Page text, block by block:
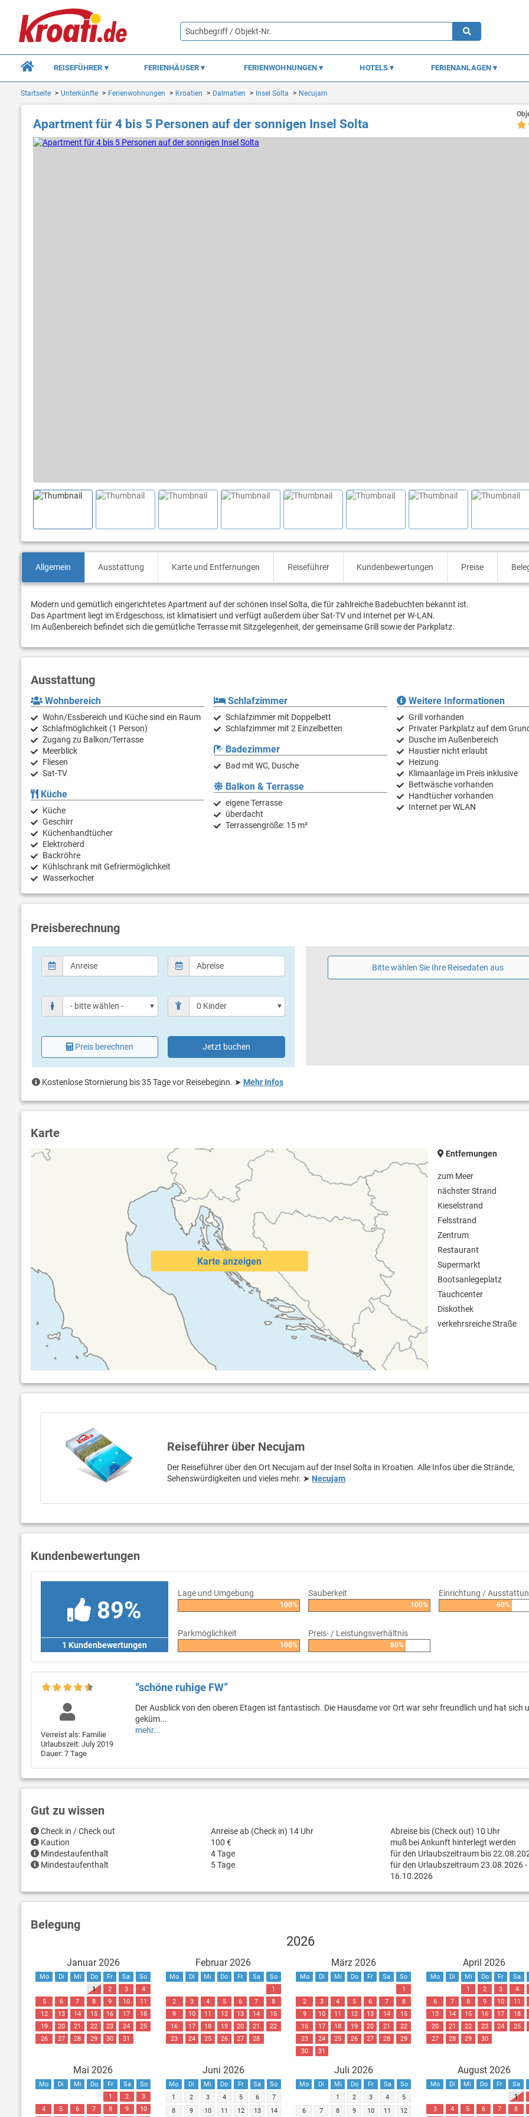
REISEFÜHRER FERIENHÄUSER FERIENWOHNUNGEN HOTELS FERIENANLAGEN
Startseite Unterkünfte Ferienwohnungen Kroatien Dalmatien Insel Solta Necujam
Apartment für 4 bis 5 Personen auf der sonnigen Insel Solta
Allgemein Ausstattung Karte und Entfernungen Reiseführer Kundenbewertungen Preise
Modern und gemütlich eingerichtetes Apartment auf der schönen Insel Solta, die für zahlreiche Badebuchten bekannt ist.
Das Apartment liegt im Erdgeschoss, ist klimatisiert und verfügt außerdem über Sat-TV und Internet per W-LAN.
Im Außenbereich befindet sich die gemütliche Terrasse mit Sitzgelegenheit, der gemeinsame Grill sowie der Parkplatz.
Ausstattung
Wohnbereich
Wohn/Essbereich und Küche sind ein Raum
Schlafmöglichkeit (1 Person)
Zugang zu Balkon/Terrasse
Meerblick
Fliesen
Sat-TV
Küche
Küche
Geschirr
Küchenhandtücher
Elektroherd
Backröhre
Kühlschrank mit Gefriermöglichkeit
Wasserkocher
Schlafzimmer
Schlafzimmer mit Doppelbett
Schlafzimmer mit 2 Einzelbetten
Badezimmer
Bad mit WC, Dusche
Balkon & Terrasse
eigene Terrasse
überdacht
Terrassengröße: 15 m²
Weitere Informationen
Grill vorhanden
Privater Parkplatz auf dem
Dusche im Außenbereich
Haustier nicht erlaubt
Heizung
Klimaanlage im Preis inklusive
Bettwäsche vorhanden
Handtücher vorhanden
Internet per WLAN
Preisberechnung
Preis berechnen Jetzt buchen
Kostenlose Stornierung bis 35 Tage vor Reisebeginn. ➤ Mehr Infos
Bitte wählen Sie Ihre Reisedaten aus
Karte
Karte anzeigen
Entfernungen
zum Meer
nächster Strand
Kieselstrand
Felsstrand
Zentrum
Restaurant
Supermarkt
Bootsanlegeplatz
Tauchcenter
Diskothek
verkehrsreiche Straße
Reiseführer über Necujam
Der Reiseführer über den Ort Necujam auf der Insel Solta in Kroatien. Alle Infos über die Strände,
Sehenswürdigkeiten und vieles mehr. ➤ Necujam
Kundenbewertungen
89%
1 Kundenbewertungen
Lage und Umgebung
100%
Sauberkeit
100%
Einrichtung /
60%
Parkmöglichkeit
100%
Preis- / Leistungsverhältnis
80%
Verreist als: Familie
Urlaubszeit: July 2019
Dauer: 7 Tage
“schöne ruhige FW”
Der Ausblick von den oberen Etagen ist fantastisch. Die Hausdame vor Ort war sehr freundlich und hat sich
geküm...
mehr...
Gut zu wissen
Check in / Check out Anreise ab (Check in) 14 Uhr
Abreise bis (Check out) 10 Uhr
Kaution
100 €
muß bei Ankunft hinterlegt werden
Mindestaufenthalt
4 Tage
für den Urlaubszeitraum bis
Mindestaufenthalt
5 Tage
für den Urlaubszeitraum 23.08.2026 -
16.10.2026
Belegung
2026
Januar 2026
Mo Di Mi Do Fr Sa
So
1
2 3
4
5
6 7 8 9 10
11
12
13 14 15 16 17
18
19
20 21 22 23 24
25
26
27 28 29 30 31
Februar 2026
Mo Di Mi Do Fr Sa
So
1
2
3 4 5 6 7
8
9
10 11 12 13 14
15
16
17 18 19 20 21
22
23
24 25 26 27 28
März 2026
Mo Di Mi Do Fr Sa
So
1
2
3 4 5 6 7
8
9
10 11 12 13 14
15
16
17 18 19 20 21
22
23
24 25 26 27 28
29
30
31
April 2026
Mo Di Mi Do Fr Sa
1
2 3 4
6
7 8 9 10 11
13
14 15 16 17 18
20
21 22 23 24 25
27
28 29 30
Mai 2026
Mo Di Mi Do Fr Sa
So
1
2
3
4
5 6 7 8 9 10
Juni 2026
Mo Di Mi Do Fr Sa
So
1
2 3 4 5 6
7
8
9 10 11 12 13 14
Juli 2026
Mo Di Mi Do Fr Sa
So
1
2 3 4
5
6
7 8 9 10 11 12
August 2026
Mo Di Mi Do Fr Sa
1
3
4 5 6 7 8